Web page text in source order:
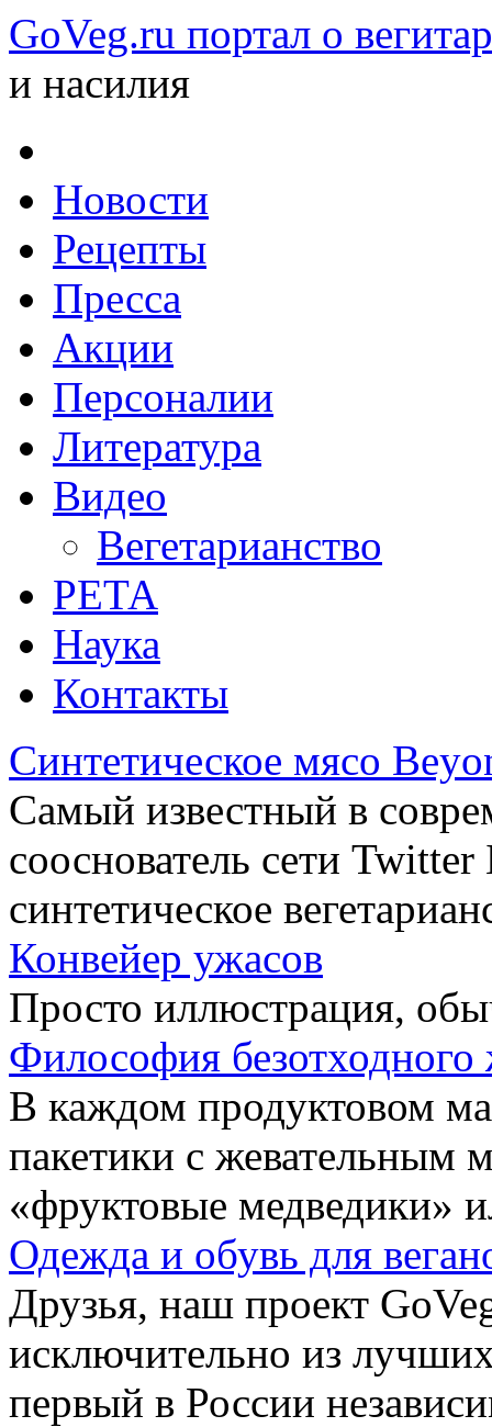
GoVeg.ru портал о
и насилия
Новости
Рецепты
Пресса
Акции
Персоналии
Литература
Видео
Вегетарианство
РЕТА
Наука
Контакты
Синтетическое мясо
Самый известный в
сооснователь сети
синтетическое
Конвейер ужасов
Просто иллюстрация,
Философия безотходного
В каждом продуктовом
пакетики с жевательным
«фруктовые медведики»
Одежда и обувь для
Друзья, наш проект
исключительно из
первый в России